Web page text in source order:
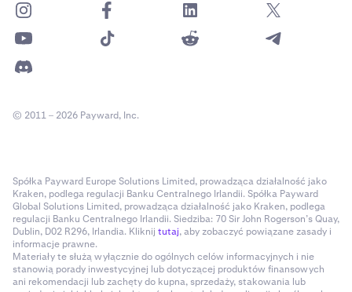
© 2011 – 2026 Payward, Inc.
Spółka Payward Europe Solutions Limited, prowadząca działalność jako
Kraken, podlega regulacji Banku Centralnego Irlandii. Spółka Payward
Global Solutions Limited, prowadząca działalność jako Kraken, podlega
regulacji Banku Centralnego Irlandii. Siedziba: 70 Sir John Rogerson’s Quay,
Dublin, D02 R296, Irlandia. Kliknij tutaj, aby zobaczyć powiązane zasady i
informacje prawne.
Materiały te służą wyłącznie do ogólnych celów informacyjnych i nie
stanowią porady inwestycyjnej lub dotyczącej produktów finansowych
ani rekomendacji lub zachęty do kupna, sprzedaży, stakowania lub